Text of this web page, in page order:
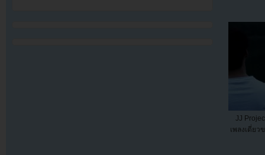
JJ
เพลงเดี่ยว